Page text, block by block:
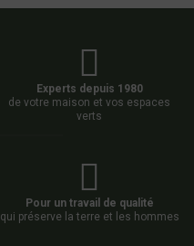
Experts depuis 1980
de votre maison et vos espaces
verts
Pour un travail de qualité
qui préserve la terre et les hommes